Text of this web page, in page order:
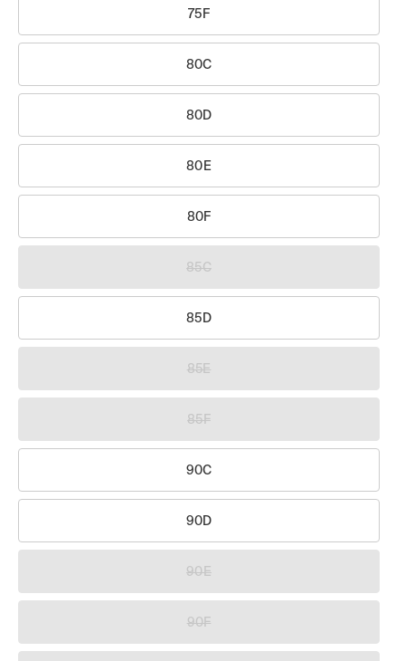
75F
80C
80D
80E
80F
85C
85D
85E
85F
90C
90D
90E
90F